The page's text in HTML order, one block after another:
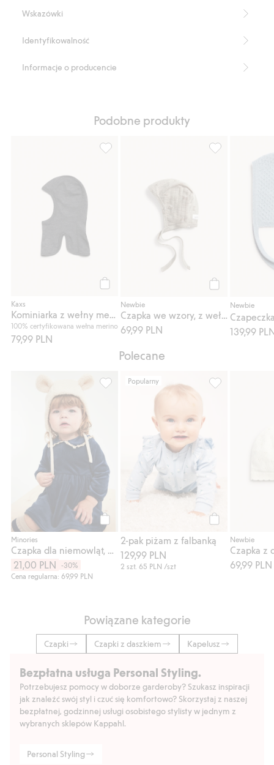
Wskazówki
Identyfikowalność
Informacje o producencie
Podobne produkty
Kaxs
Kominiarka z wełny merino, Kaxs
100% certyfikowana wełna merino
79,99 PLN
Kominiarka z wełny merino, Kaxs, Dodaj
Newbie
69,99 PLN
Czapka we
Newbie
139,99
Polecane
Kup
Minories
21,00 PLN
-30%
Cena regularna: 69,99 PLN
Czapka dla niemowląt, z pluszu, Dodaj
Popularny
2-pak piżam z falbanką
129,99 PLN
2 szt.65 PLN /szt
Newbie
69,99 PLN
Powiązane kategorie
Czapki Czapki z daszkiem Kapelusz
Bezpłatna usługa Personal Styling.
Potrzebujesz pomocy w doborze garderoby? Szukasz inspiracji
jak znaleźć swój styl i czuć się komfortowo? Skorzystaj z naszej
bezpłatnej, godzinnej usługi osobistego stylisty w jednym z
wybranych sklepów Kappahl.
Personal Styling